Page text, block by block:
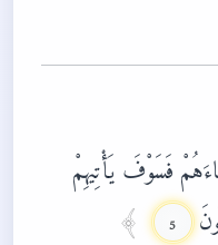
فَسَوْفَ يَأْتِيهِمْ
5